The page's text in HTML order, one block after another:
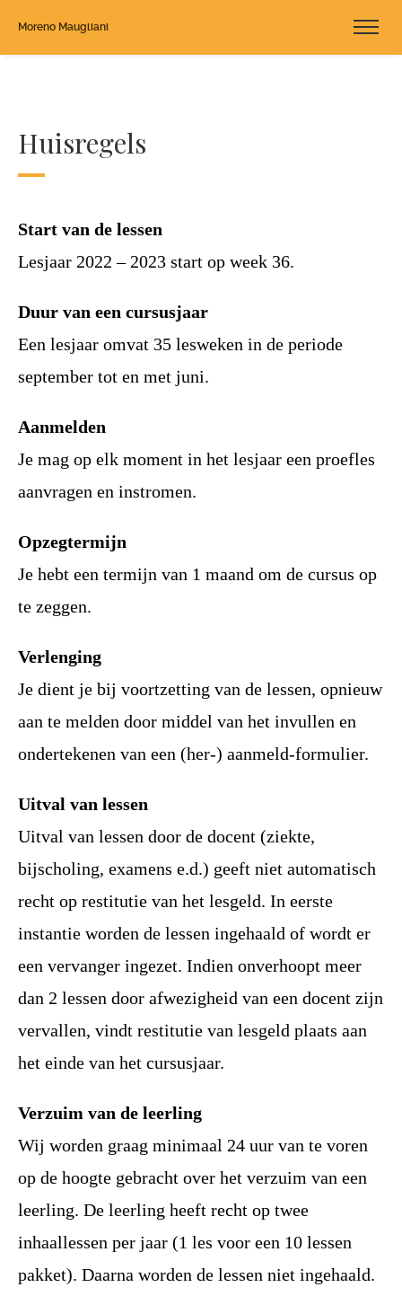
Moreno Maugliani
Huisregels
Start van de lessen
Lesjaar 2022 – 2023 start op week 36.
Duur van een cursusjaar
Een lesjaar omvat 35 lesweken in de periode
september tot en met juni.
Aanmelden
Je mag op elk moment in het lesjaar een proefles
aanvragen en instromen.
Opzegtermijn
Je hebt een termijn van 1 maand om de cursus op
te zeggen.
Verlenging
Je dient je bij voortzetting van de lessen, opnieuw
aan te melden door middel van het invullen en
ondertekenen van een (her-) aanmeld-formulier.
Uitval van lessen
Uitval van lessen door de docent (ziekte,
bijscholing, examens e.d.) geeft niet automatisch
recht op restitutie van het lesgeld. In eerste
instantie worden de lessen ingehaald of wordt er
een vervanger ingezet. Indien onverhoopt meer
dan 2 lessen door afwezigheid van een docent zijn
vervallen, vindt restitutie van lesgeld plaats aan
het einde van het cursusjaar.
Verzuim van de leerling
Wij worden graag minimaal 24 uur van te voren
op de hoogte gebracht over het verzuim van een
leerling. De leerling heeft recht op twee
inhaallessen per jaar (1 les voor een 10 lessen
pakket). Daarna worden de lessen niet ingehaald.